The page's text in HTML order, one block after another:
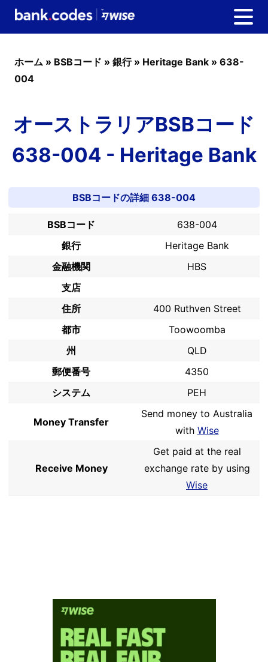
ホーム » BSBコード » 銀行» Heritage Bank » 638-
004
オーストラリアBSBコード
638-004 - Heritage Bank
BSBコードの詳細 638-004
BSBコード
638-004
銀行
Heritage Bank
金融機関
HBS
支店
住所
400 Ruthven Street
都市
Toowoomba
州
QLD
郵便番号
4350
システム
PEH
Money Transfer
Send money to Australia
with Wise
Receive Money
Get paid at the real
exchange rate by using
Wise